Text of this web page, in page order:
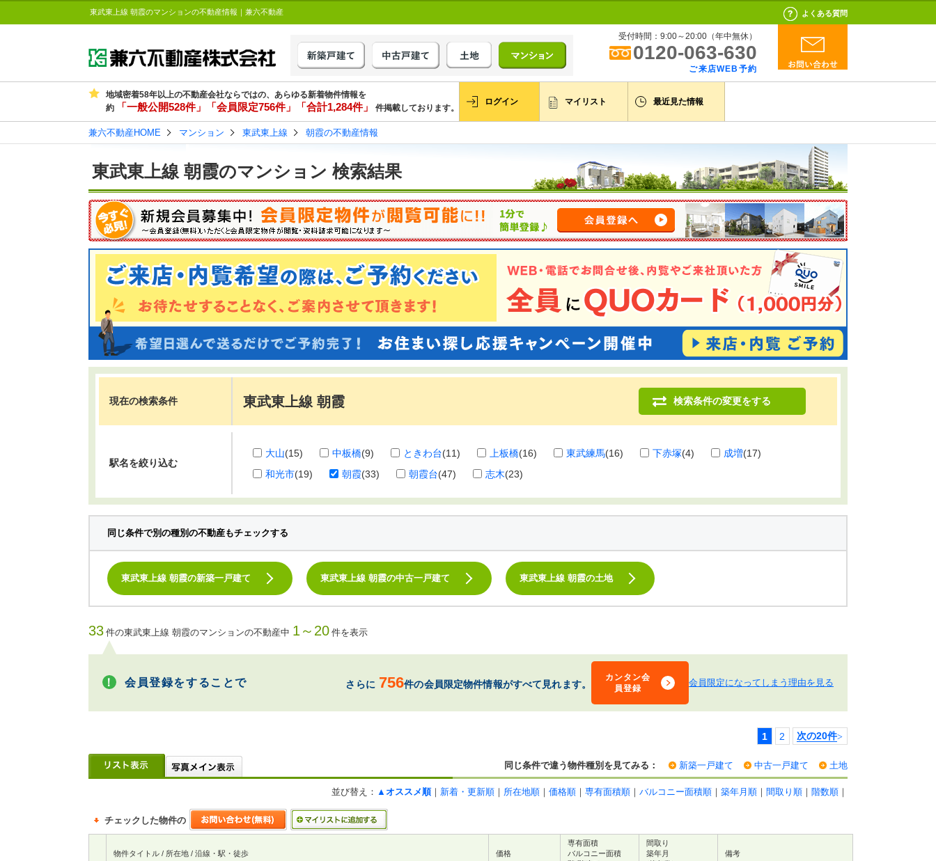
東武東上線 朝霞のマンションの不動産情報｜兼六不動産 よくある質問
受付時間：9:00～20:00（年中無休）
0120-063-630
ご来店WEB予約
地域密着58年以上の不動産会社ならではの、あらゆる新着物件情報を
約
「一般公開528件」「会員限定756件」「合計1,284件」 件掲載しております。
ログイン マイリスト 最近見た情報
兼六不動産HOME マンション 東武東上線 朝霞の不動産情報
東武東上線 朝霞のマンション 検索結果
現在の検索条件 東武東上線 朝霞 検索条件の変更をする
駅名を絞り込む
大山(15) 中板橋(9) ときわ台(11) 上板橋(16) 東武練馬(16) 下赤塚(4) 成増(17)
和光市(19) 朝霞(33) 朝霞台(47) 志木(23)
同じ条件で別の種別の不動産もチェックする
東武東上線 朝霞の新築一戸建て 東武東上線 朝霞の中古一戸建て 東武東上線 朝霞の土地
33 件の東武東上線 朝霞のマンションの不動産中 1～20 件を表示
会員登録をすることで さらに 756件の会員限定物件情報がすべて見れます。
カンタン会
員登録
会員限定になってしまう理由を見る
1 2 次の20件>
同じ条件で違う物件種別を見てみる： 新築一戸建て 中古一戸建て 土地
並び替え： ▲オススメ順｜ 新着・更新順 ｜ 所在地順 ｜ 価格順 ｜ 専有面積順 ｜ バルコニー面積順 ｜ 築年月順 ｜ 間取り順 ｜ 階数順 ｜
チェックした物件の
物件タイトル / 所在地 / 沿線・駅・徒歩 価格
専有面積
バルコニー面積
間取り
築年月
備考